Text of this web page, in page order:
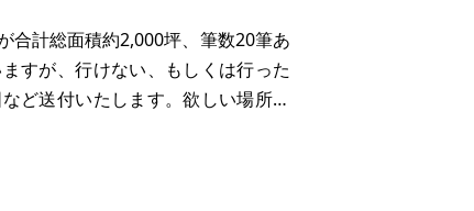
合計総面積約2,000坪、筆数20筆あ
すが、行けない、もしくは行った
ど送付いたします。欲しい場所の
合わせください。雑草は生え放題